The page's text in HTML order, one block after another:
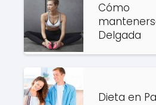
Cómo
Delgada
Dieta en